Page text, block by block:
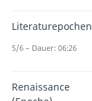
Literaturepochen
5/6 – Dauer: 06:26
Renaissance